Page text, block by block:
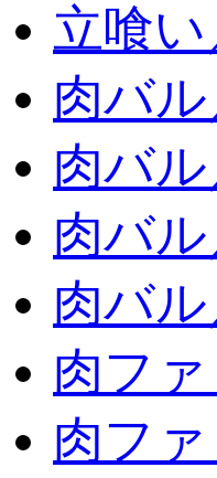
立喰
肉バル
肉バ
肉バ
肉バ
肉フ
肉フ